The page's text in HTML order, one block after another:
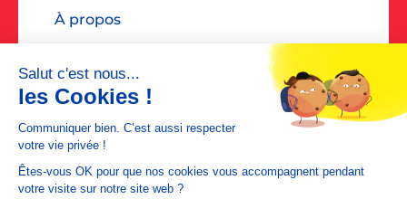
À propos
Accessibilité : non conforme
Contact presse : diane@dialoguespr.fr